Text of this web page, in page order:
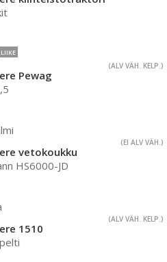
LIIKE
(ALV VÄH. KELP.)
Pewag
(EI ALV VÄH.)
vetokoukku
HS6000-JD
(ALV VÄH. KELP.)
1510